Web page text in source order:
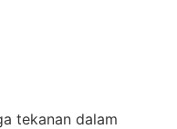
tekanan dalam